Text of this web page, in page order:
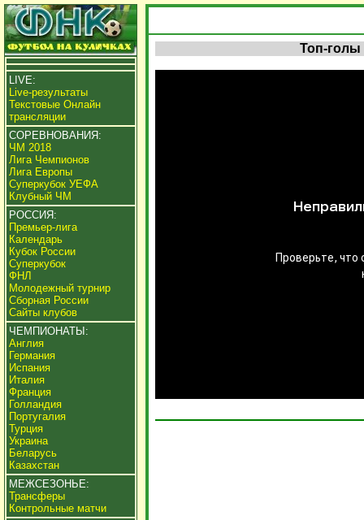
LIVE:
Live-результаты
Текстовые Онлайн
трансляции
СОРЕВНОВАНИЯ:
ЧМ 2018
Лига Чемпионов
Лига Европы
Суперкубок УЕФА
Клубный ЧМ
РОССИЯ:
Премьер-лига
Календарь
Кубок России
Суперкубок
ФНЛ
Молодежный турнир
Сборная России
Сайты клубов
ЧЕМПИОНАТЫ:
Англия
Германия
Испания
Италия
Франция
Голландия
Португалия
Турция
Украина
Беларусь
Казахстан
МЕЖСЕЗОНЬЕ:
Трансферы
Контрольные матчи
Топ-